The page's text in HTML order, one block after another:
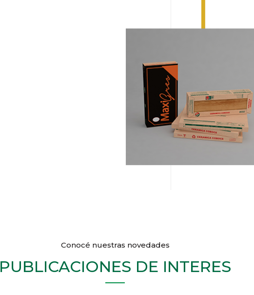
Conocé nuestras novedades
PUBLICACIONES DE INTERES